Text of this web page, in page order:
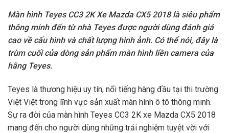
Màn hình Teyes CC3 2K Xe Mazda CX5 2018 là siêu phẩm
thông minh đến từ nhà Teyes được người dùng đánh giá
cao về cấu hình và chất lượng hình ảnh. Có thể nói, đây là
trùm cuối của dòng sản phẩm màn hình liền camera của
hãng Teyes.
Teyes là thương hiệu uy tín, nổi tiếng hàng đầu tại thi trường
Việt Việt trong lĩnh vực sản xuất màn hình ô tô thông minh.
Sự ra đời của màn hình Teyes CC3 2K xe Mazda CX5 2018
mang đến cho người dùng những trải nghiệm tuyệt vời với